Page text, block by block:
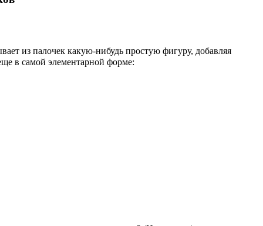
из палочек какую-нибудь простую фигуру, добавляя
в самой элементарной форме: